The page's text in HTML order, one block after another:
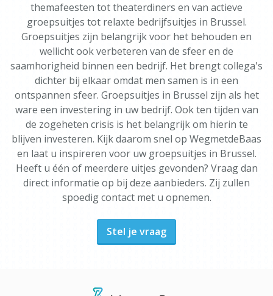
themafeesten tot theaterdiners en van actieve
groepsuitjes tot relaxte bedrijfsuitjes in Brussel.
Groepsuitjes zijn belangrijk voor het behouden en
wellicht ook verbeteren van de sfeer en de
saamhorigheid binnen een bedrijf. Het brengt collega's
dichter bij elkaar omdat men samen is in een
ontspannen sfeer. Groepsuitjes in Brussel zijn als het
ware een investering in uw bedrijf. Ook ten tijden van
de zogeheten crisis is het belangrijk om hierin te
blijven investeren. Kijk daarom snel op WegmetdeBaas
en laat u inspireren voor uw groepsuitjes in Brussel.
Heeft u één of meerdere uitjes gevonden? Vraag dan
direct informatie op bij deze aanbieders. Zij zullen
spoedig contact met u opnemen.
Stel je vraag